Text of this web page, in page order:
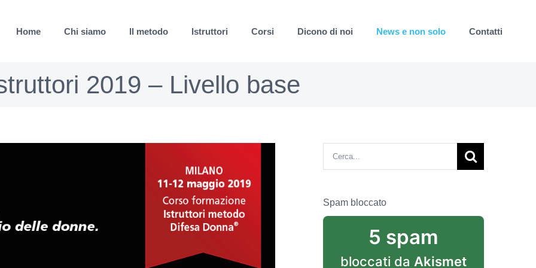
Home Chi siamo Il metodo Istruttori Corsi Dicono di noi News e non solo Contatti
2019 – Livello base
Cerca
per:
Spam bloccato
5 spam
bloccati da Akismet